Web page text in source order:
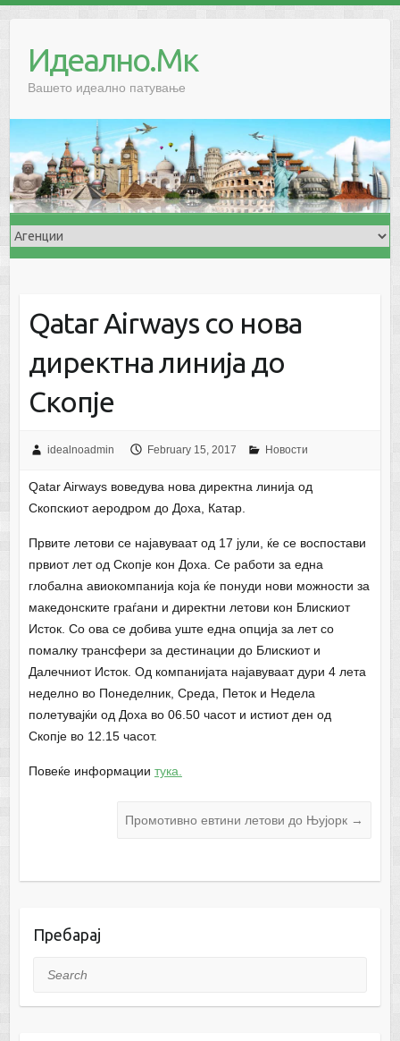
contentИдеално.Мк
Вашето идеално патување
Qatar Airways со нова
директна линија до
Скопје
idealnoadmin February 15, 2017 Новости
Qatar Airways воведува нова директна линија од
Скопскиот аеродром до Доха, Катар.
Првите летови се најавуваат од 17 јули, ќе се воспостави
првиот лет од Скопје кон Доха. Се работи за една
глобална авиокомпанија која ќе понуди нови можности за
македонските граѓани и директни летови кон Блискиот
Исток. Со ова се добива уште една опција за лет со
помалку трансфери за дестинации до Блискиот и
Далечниот Исток. Од компанијата најавуваат дури 4 лета
неделно во Понеделник, Среда, Петок и Недела
полетувајќи од Доха во 06.50 часот и истиот ден од
Скопје во 12.15 часот.
Повеќе информации тука.
Промотивно евтини летови до Њујорк →
Пребарај
Search